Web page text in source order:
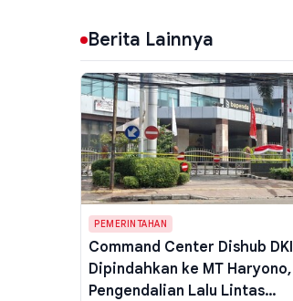
Berita Lainnya
PEMERINTAHAN
Command Center Dishub DKI
Dipindahkan ke MT Haryono,
Pengendalian Lalu Lintas